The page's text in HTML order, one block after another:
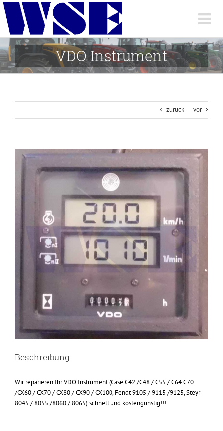
Skip
content
VDO Instrument
zurück vor
View
Beschreibung
Wir reparieren Ihr VDO Instrument (Case C42 /C48 / C55 / C64 C70
/CX60 / CX70 / CX80 / CX90 / CX100, Fendt 9105 / 9115 /9125, Steyr
8045 / 8055 /8060 / 8065) schnell und kostengünstig!!!